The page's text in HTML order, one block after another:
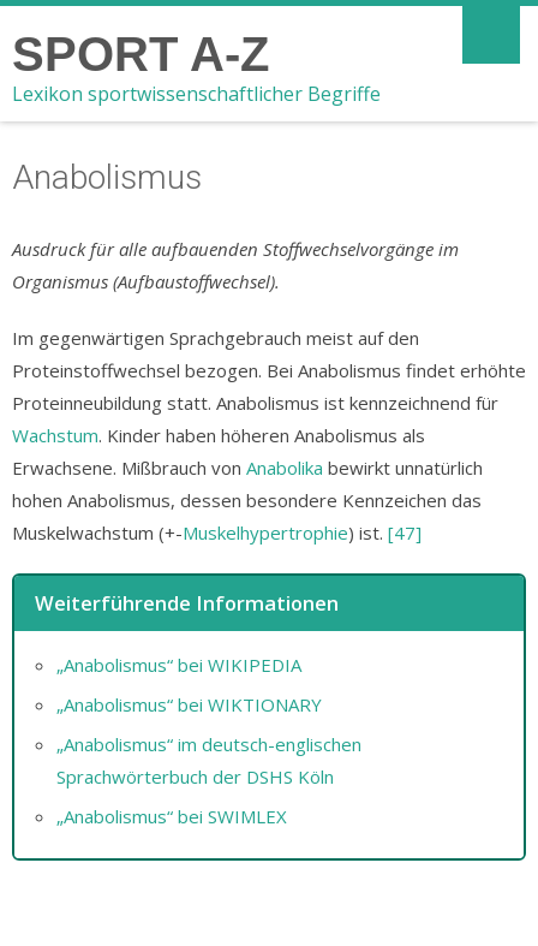
SPORT A-Z
Lexikon sportwissenschaftlicher Begriffe
Anabolismus
Ausdruck für alle aufbauenden Stoffwechselvorgänge im
Organismus (Aufbaustoffwechsel).
Im gegenwärtigen Sprachgebrauch meist auf den
Proteinstoffwechsel bezogen. Bei Anabolismus findet erhöhte
Proteinneubildung statt. Anabolismus ist kennzeichnend für
Wachstum. Kinder haben höheren Anabolismus als
Erwachsene. Mißbrauch von Anabolika bewirkt unnatürlich
hohen Anabolismus, dessen besondere Kennzeichen das
Muskelwachstum (+-Muskelhypertrophie) ist. [47]
Weiterführende Informationen
„Anabolismus“ bei WIKIPEDIA
„Anabolismus“ bei WIKTIONARY
„Anabolismus“ im deutsch-englischen
Sprachwörterbuch der DSHS Köln
„Anabolismus“ bei SWIMLEX